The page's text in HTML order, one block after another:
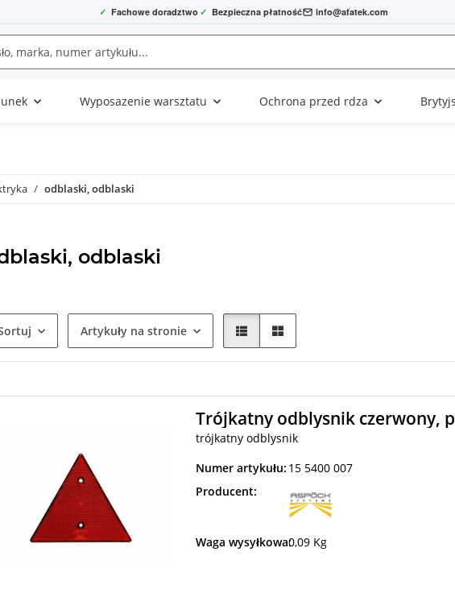
✓ Fachowe doradztwo ✓ Bezpieczna płatność info@afatek.com
Wyposazenie warsztatu Ochrona przed rdza
odblaski, odblaski
odblaski
Artykuły na stronie
Trójkatny odblysnik czerwony,
trójkatny odblysnik
Numer artykułu: 15 5400 007
Producent:
Waga wysyłkowa:0,09 Kg